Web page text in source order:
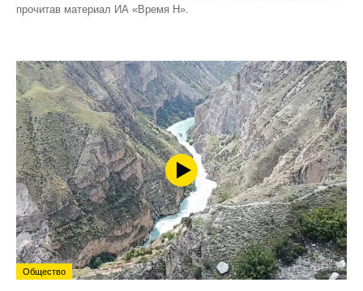
прочитав материал ИА «Время Н».
Общество